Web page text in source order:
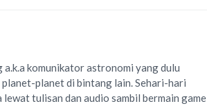
a.k.akomunikator astronomi yang dulu
planet di bintang lain. Sehari-hari
lewattulisandanaudio sambil bermain game